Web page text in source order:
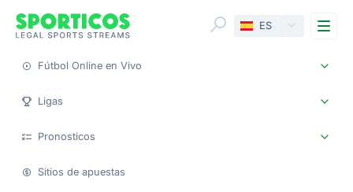
ES
Fútbol Online en Vivo
Ligas
Pronosticos
Sitios de apuestas